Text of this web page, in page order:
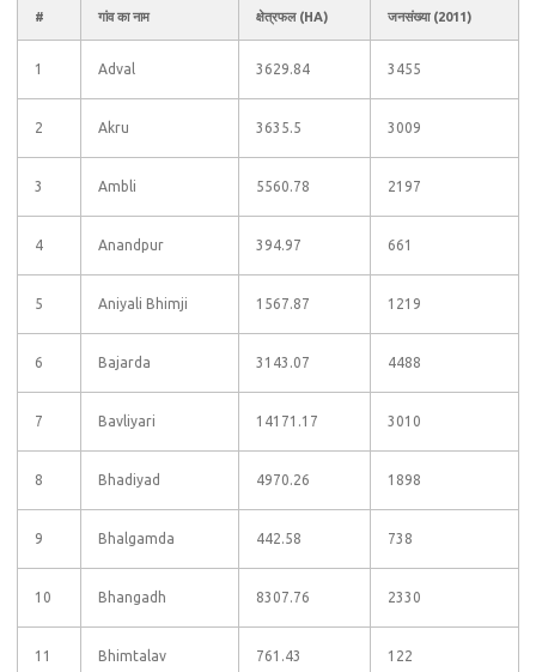
# गांव का नाम क्षेत्रफल (HA) जनसंख्या (2011)
1 Adval 3629.84 3455
2 Akru 3635.5 3009
3 Ambli 5560.78 2197
4 Anandpur 394.97 661
5 Aniyali Bhimji 1567.87 1219
6 Bajarda 3143.07 4488
7 Bavliyari 14171.17 3010
8 Bhadiyad 4970.26 1898
9 Bhalgamda 442.58 738
10 Bhangadh 8307.76 2330
11 Bhimtalav 761.43 122